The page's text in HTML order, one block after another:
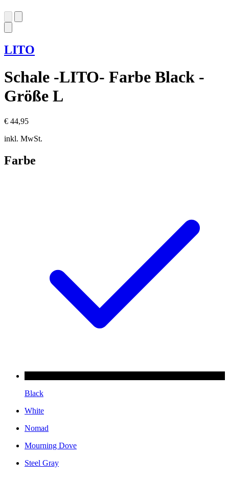
LITO
Schale -LITO- Farbe Black -
Größe L
€ 44,95
inkl. MwSt.
Farbe
Black
White
Nomad
Mourning Dove
Steel Gray